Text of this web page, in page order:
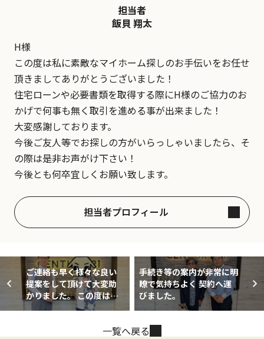
担当者
飯貝 翔太
H様
この度は私に素敵なマイホーム探しのお手伝いをお任せ
頂きましてありがとうございました！
住宅ローンや必要書類を取得する際にH様のご協力のお
かげで何事も無く取引を進める事が出来ました！
大変感謝しております。
今後ご友人等でお探しの方がいらっしゃいましたら、そ
の際は是非お声がけ下さい！
今後とも何卒宜しくお願い致します。
担当者プロフィール
ご連絡も早く様々な良い
提案をして頂けて大変助
かりました。 この度は、
担当の荒木さんに大変お
手続き等の案内が非常に明
瞭で気持ちよく 契約へ運
びました。
一覧へ戻る